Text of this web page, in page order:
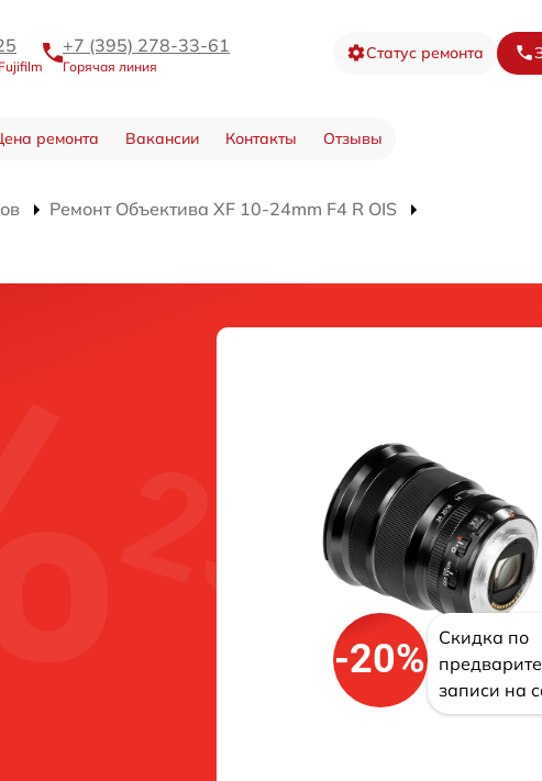
+7 (395) 278-33-61
Горячая линия
Статус ремонта
ремонта Вакансии Контакты Отзывы
Ремонт Объектива XF 10-24mm F4 R OIS
-20%
Скидка по
записи на